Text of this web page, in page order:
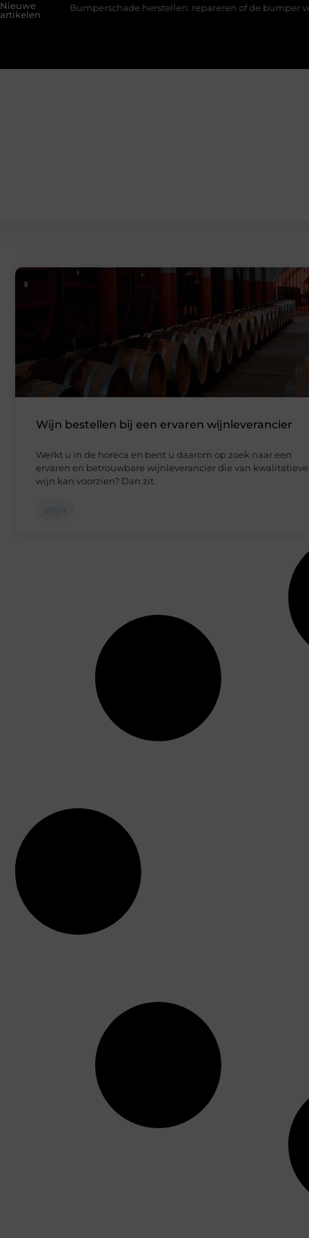
Nieuwe
artikelen
Bumperschade herstellen: repareren of de bumper vervangen?
Wijn bestellen bij een ervaren wijnleverancier
Werkt u in de horeca en bent u daarom op zoek naar een
ervaren en betrouwbare wijnleverancier die van kwalitatieve
wijn kan voorzien? Dan zit
Wijn